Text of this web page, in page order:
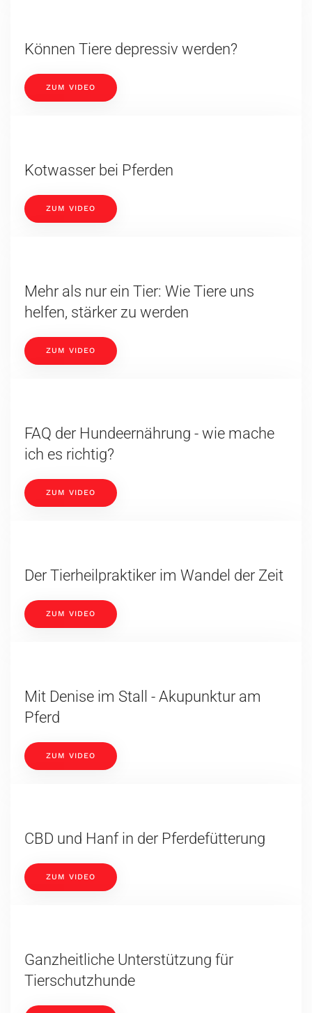
Können Tiere depressiv werden?
ZUM VIDEO
Kotwasser bei Pferden
ZUM VIDEO
Mehr als nur ein Tier: Wie Tiere uns
helfen, stärker zu werden
ZUM VIDEO
FAQ der Hundeernährung - wie mache
ich es richtig?
ZUM VIDEO
Der Tierheilpraktiker im Wandel der Zeit
ZUM VIDEO
Mit Denise im Stall - Akupunktur am
Pferd
ZUM VIDEO
CBD und Hanf in der Pferdefütterung
ZUM VIDEO
Ganzheitliche Unterstützung für
Tierschutzhunde